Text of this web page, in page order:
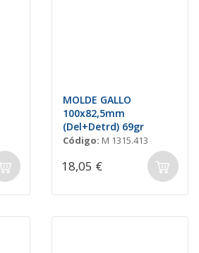
MOLDE GALLO
100x82,5mm
(Del+Detrd) 69gr
Código: M 1315.413
18,05 €